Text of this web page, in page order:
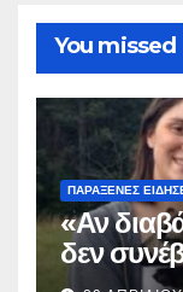
You missed
ΠΑΡΆΞΕΝΕΣ
«Αν
δεν